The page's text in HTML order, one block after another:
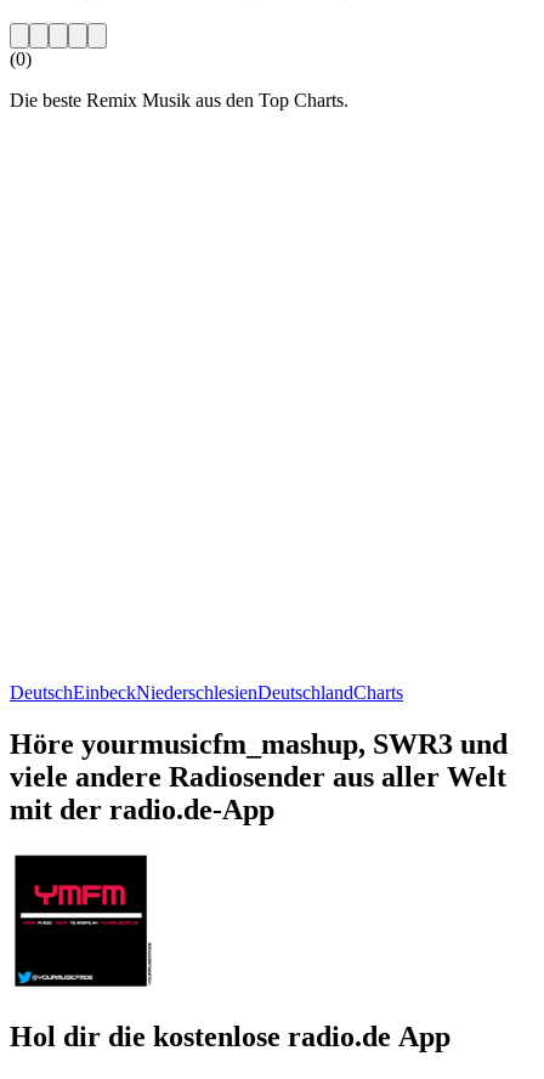
(0)
Die beste Remix Musik aus den Top Charts.
DeutschEinbeckNiederschlesienDeutschlandCharts
Höre yourmusicfm_mashup, SWR3 und
viele andere Radiosender aus aller Welt
mit der radio.de-App
Hol dir die kostenlose radio.de App